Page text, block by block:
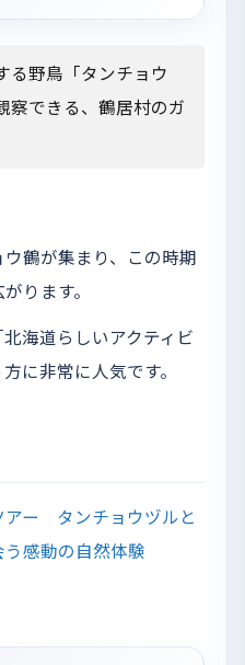
る野鳥「タンチョウ
察できる、鶴居村のガ
鶴が集まり、この時期
ります。
海道らしいアクティビ
に非常に人気です。
アー タンチョウヅルと
感動の自然体験